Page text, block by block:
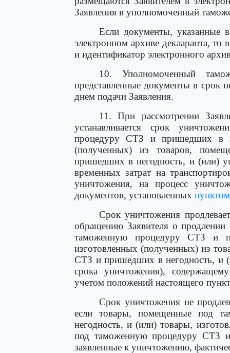
Заявления в уполномоченный
Если документы, указанные
электронном архиве декларанта, то
и идентификатор электронного
10. Уполномоченный
представленные документы в срок
днем подачи Заявления.
11. При рассмотрении
устанавливается срок
процедуру СТЗ и пришедших в
(полученных) из товаров,
пришедших в негодность, и (или)
временных затрат на
уничтожения, на процесс
документов, установленных
Срок уничтожения
обращению Заявителя о
таможенную процедуру СТЗ и
изготовленных (полученных) из
СТЗ и пришедших в негодность, и
срока уничтожения),
учетом положений настоящего
Срок уничтожения не
если товары, помещенные под
негодность, и (или) товары,
под таможенную процедуру СТЗ
заявленные к уничтожению,